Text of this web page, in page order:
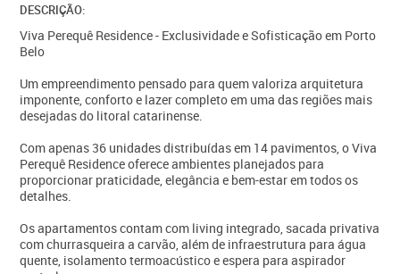
DESCRIÇÃO:
Viva Perequê Residence - Exclusividade e Sofisticação em Porto
Belo
Um empreendimento pensado para quem valoriza arquitetura
imponente, conforto e lazer completo em uma das regiões mais
desejadas do litoral catarinense.
Com apenas 36 unidades distribuídas em 14 pavimentos, o Viva
Perequê Residence oferece ambientes planejados para
proporcionar praticidade, elegância e bem-estar em todos os
detalhes.
Os apartamentos contam com living integrado, sacada privativa
com churrasqueira a carvão, além de infraestrutura para água
quente, isolamento termoacústico e espera para aspirador